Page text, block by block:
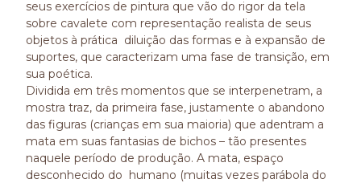
seus exercícios de pintura que vão do rigor da tela
sobre cavalete com representação realista de seus
objetos à prática diluição das formas e à expansão de
suportes, que caracterizam uma fase de transição, em
sua poética.
Dividida em três momentos que se interpenetram, a
mostra traz, da primeira fase, justamente o abandono
das figuras (crianças em sua maioria) que adentram a
mata em suas fantasias de bichos – tão presentes
naquele período de produção. A mata, espaço
desconhecido do humano (muitas vezes parábola do